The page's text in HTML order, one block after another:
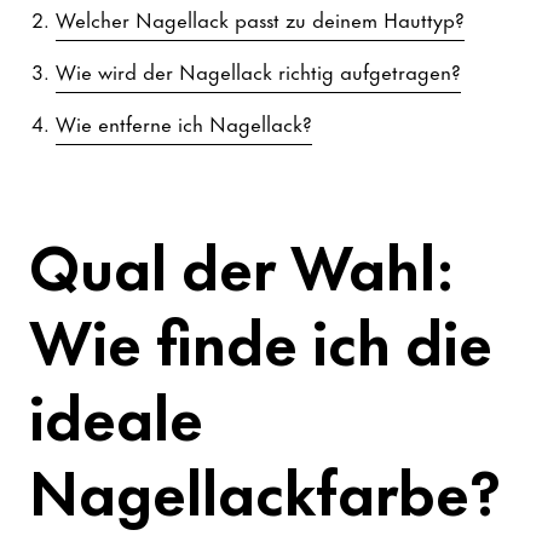
Welcher Nagellack passt zu deinem Hauttyp?
Wie wird der Nagellack richtig aufgetragen?
Wie entferne ich Nagellack?
Qual der Wahl:
Wie finde ich die
ideale
Nagellackfarbe?